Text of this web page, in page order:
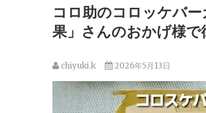
コロ助のコロッケバ
果」さんのおかげ様
chiyuki.k 2026年5月13日